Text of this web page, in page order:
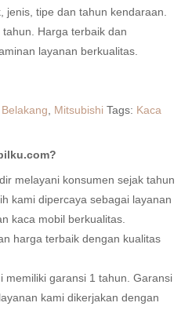
jenis, tipe dan tahun kendaraan.
Harga terbaik dan
layanan berkualitas.
Belakang, Mitsubishi Tags: Kaca
melayani konsumen sejak tahun
kami dipercaya sebagai layanan
kaca mobil berkualitas.
harga terbaik dengan kualitas
memiliki garansi 1 tahun. Garansi
kami dikerjakan dengan